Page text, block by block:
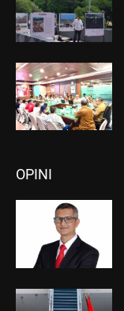
OPINI